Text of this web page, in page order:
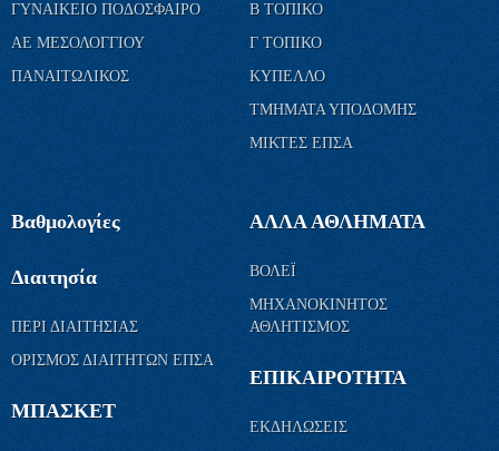
ΓΥΝΑΙΚΕΙΟ ΠΟΔΟΣΦΑΙΡΟ
ΑΕ ΜΕΣΟΛΟΓΓΙΟΥ
ΠΑΝΑΙΤΩΛΙΚΟΣ
Β ΤΟΠΙΚΟ
Γ ΤΟΠΙΚΟ
ΚΥΠΕΛΛΟ
ΤΜΗΜΑΤΑ ΥΠΟΔΟΜΗΣ
ΜΙΚΤΕΣ ΕΠΣΑ
Βαθμολογίες
Διαιτησία
ΠΕΡΙ ΔΙΑΙΤΗΣΙΑΣ
ΟΡΙΣΜΟΣ ΔΙΑΙΤΗΤΩΝ ΕΠΣΑ
ΜΠΑΣΚΕΤ
ΑΛΛΑ ΑΘΛΗΜΑΤΑ
ΒΟΛΕΪ
ΜΗΧΑΝΟΚΙΝΗΤΟΣ
ΑΘΛΗΤΙΣΜΟΣ
ΕΠΙΚΑΙΡΟΤΗΤΑ
ΕΚΔΗΛΩΣΕΙΣ